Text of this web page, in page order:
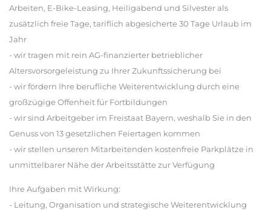
Arbeiten, E-Bike-Leasing, Heiligabend und Silvester als
zusätzlich freie Tage, tariflich abgesicherte 30 Tage Urlaub im
Jahr
- wir tragen mit rein AG-finanzierter betrieblicher
Altersvorsorgeleistung zu Ihrer Zukunftssicherung bei
- wir fördern Ihre berufliche Weiterentwicklung durch eine
großzügige Offenheit für Fortbildungen
- wir sind Arbeitgeber im Freistaat Bayern, weshalb Sie in den
Genuss von 13 gesetzlichen Feiertagen kommen
- wir stellen unseren Mitarbeitenden kostenfreie Parkplätze in
unmittelbarer Nähe der Arbeitsstätte zur Verfügung
Ihre Aufgaben mit Wirkung:
- Leitung, Organisation und strategische Weiterentwicklung